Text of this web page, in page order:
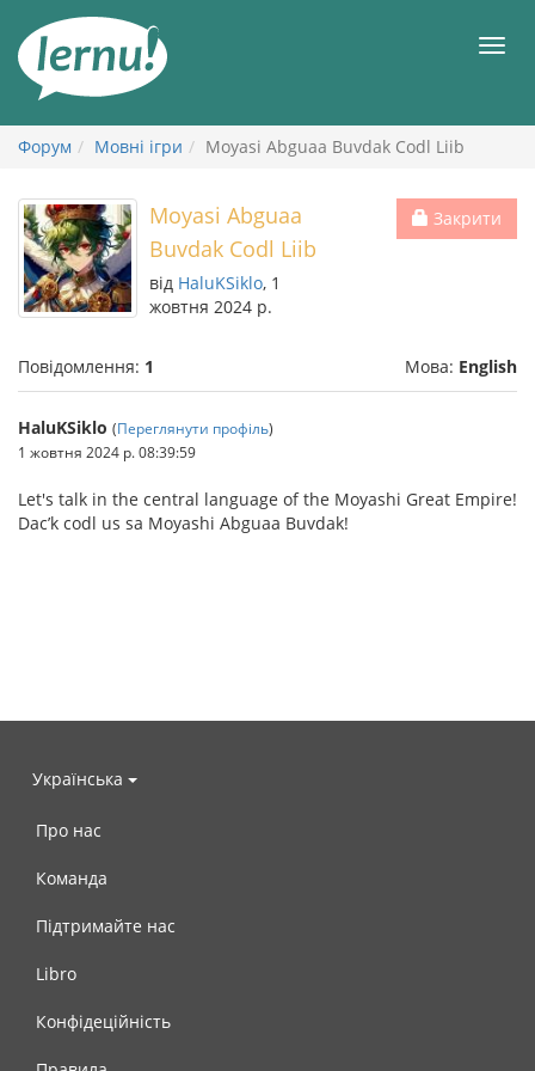
змісту
Форум Мовні ігри Moyasi Abguaa Buvdak Codl Liib
Закрити
Moyasi Abguaa
Buvdak Codl Liib
від HaluKSiklo, 1
жовтня 2024 р.
Повідомлення: 1 Мова: English
HaluKSiklo (Переглянути профіль)
1 жовтня 2024 р. 08:39:59
Let's talk in the central language of the Moyashi Great Empire!
Dac’k codl us sa Moyashi Abguaa Buvdak!
Українська
Про нас
Команда
Підтримайте нас
Libro
Конфідеційність